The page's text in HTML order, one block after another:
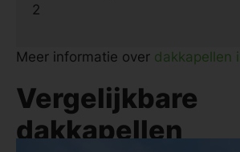
2
Meer informatie over dakkapellen
Vergelijkbare
dakkapellen